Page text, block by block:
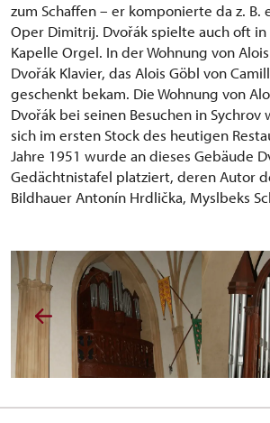
zum Schaffen – er komponierte da z. B.
Oper Dimitrij. Dvořák spielte auch oft
Kapelle Orgel. In der Wohnung von
Dvořák Klavier, das Alois Göbl von
geschenkt bekam. Die Wohnung von
Dvořák bei seinen Besuchen in Sychrov
sich im ersten Stock des heutigen
Jahre 1951 wurde an dieses Gebäude
Gedächtnistafel platziert, deren Autor
Bildhauer Antonín Hrdlička, Myslbeks